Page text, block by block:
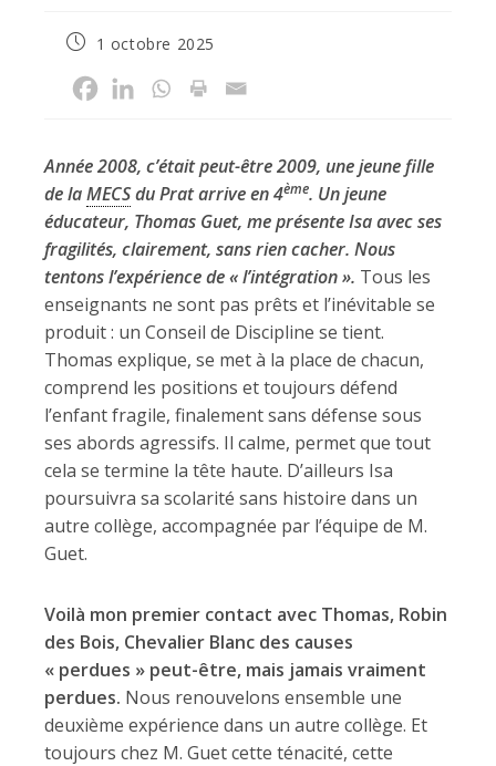
Publication
1 octobre 2025
Année 2008, c’était peut-être 2009, une jeune fille
de laMECSdu Prat arrive en 4ème. Un jeune
éducateur, Thomas Guet, me présente Isa avec ses
fragilités, clairement, sans rien cacher. Nous
tentons l’expérience de « l’intégration ». Tous les
enseignants ne sont pas prêts et l’inévitable se
produit : un Conseil de Discipline se tient.
Thomas explique, se met à la place de chacun,
comprend les positions et toujours défend
l’enfant fragile, finalement sans défense sous
ses abords agressifs. Il calme, permet que tout
cela se termine la tête haute. D’ailleurs Isa
poursuivra sa scolarité sans histoire dans un
autre collège, accompagnée par l’équipe de M.
Guet.
Voilà mon premier contact avec Thomas, Robin
des Bois, Chevalier Blanc des causes
« perdues » peut-être, mais jamais vraiment
perdues. Nous renouvelons ensemble une
deuxième expérience dans un autre collège. Et
toujours chez M. Guet cette ténacité, cette